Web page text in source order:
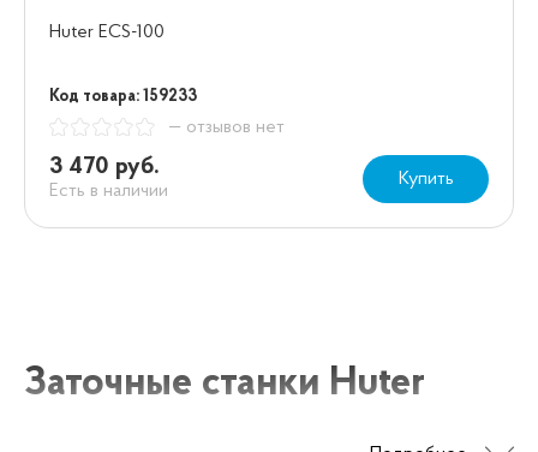
Huter ECS-100
Код товара: 159233
— отзывов нет
3 470 руб.
Есть в наличии
Купить
Заточные станки Huter